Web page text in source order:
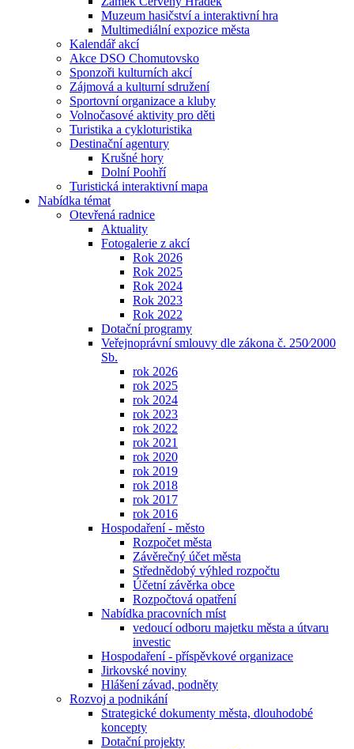
Muzeum hasičství a interaktivní hra
Multimediální expozice města
Kalendář akcí
Akce DSO Chomutovsko
Sponzoři kulturních akcí
Zájmová a kulturní sdružení
Sportovní organizace a kluby
Volnočasové aktivity pro děti
Turistika a cykloturistika
Destinační agentury
Krušné hory
Dolní Poohří
Turistická interaktivní mapa
Nabídka témat
Otevřená radnice
Aktuality
Fotogalerie z akcí
Rok 2026
Rok 2025
Rok 2024
Rok 2023
Rok 2022
Dotační programy
Veřejnoprávní smlouvy dle zákona č. 250⁄2000
Sb.
rok 2026
rok 2025
rok 2024
rok 2023
rok 2022
rok 2021
rok 2020
rok 2019
rok 2018
rok 2017
rok 2016
Hospodaření - město
Rozpočet města
Závěrečný účet města
Střednědobý výhled rozpočtu
Účetní závěrka obce
Rozpočtová opatření
Nabídka pracovních míst
vedoucí odboru majetku města a útvaru
investic
Hospodaření - příspěvkové organizace
Jirkovské noviny
Hlášení závad, podněty
Rozvoj a podnikání
Strategické dokumenty města, dlouhodobé
koncepty
Dotační projekty